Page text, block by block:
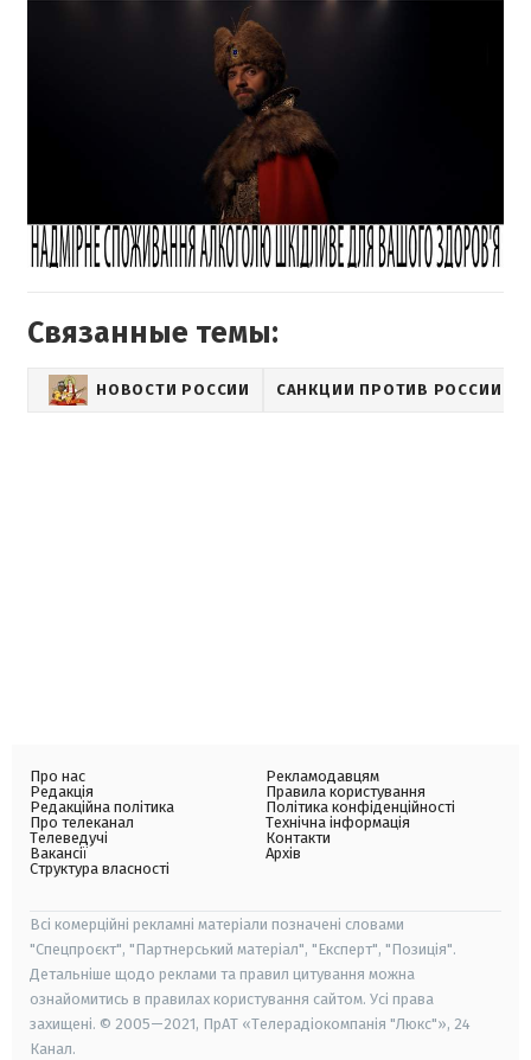
Связанные темы:
НОВОСТИ РОССИИ САНКЦИИ ПРОТИВ РОССИИ
Про нас
Редакція
Редакційна політика
Про телеканал
Телеведучі
Вакансії
Структура власності
Рекламодавцям
Правила користування
Політика конфіденційності
Технічна інформація
Контакти
Архів
Всі комерційні рекламні матеріали позначені словами
"Спецпроєкт", "Партнерський матеріал", "Експерт", "Позиція".
Детальніше щодо реклами та правил цитування можна
ознайомитись в правилах користування сайтом. Усі права
захищені. © 2005—2021, ПрАТ «Телерадіокомпанія "Люкс"», 24
Канал.